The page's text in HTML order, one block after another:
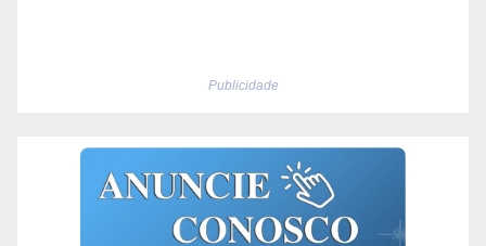
Publicidade